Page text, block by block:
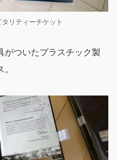
リティーチケット
がついたプラスチック製